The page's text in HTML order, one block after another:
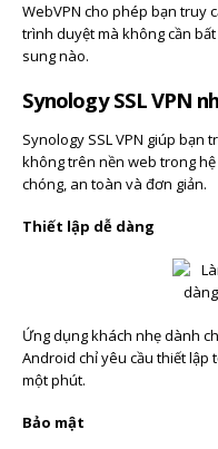
WebVPN cho phép bạn truy
trình duyệt mà không cần
sung nào.
Synology SSL VPN
Synology SSL VPN giúp bạn
không trên nền web trong
chóng, an toàn và đơn giản.
Thiết lập dễ dàng
Ứng dụng khách nhẹ dành
Android chỉ yêu cầu thiết lập
một phút.
Bảo mật